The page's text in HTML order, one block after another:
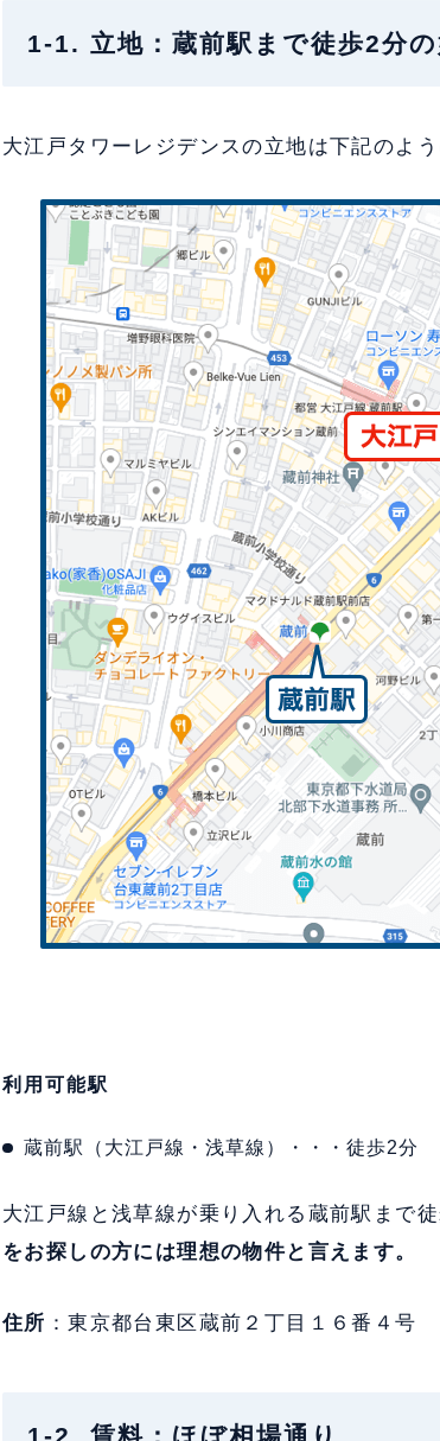
1-1. 立地：蔵前駅まで徒歩2分
大江戸タワーレジデンスの立地は下記のよ
利用可能駅
蔵前駅（大江戸線・浅草線）・・・徒歩2分
大江戸線と浅草線が乗り入れる蔵前駅まで
をお探しの方には理想の物件と言えます。
住所 ：東京都台東区蔵前２丁目１６番４号